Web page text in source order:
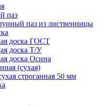
паз
паз из лиственницы
доска ГОСТ
доска Т/У
доска Осина
(сухая)
строганная 50 мм